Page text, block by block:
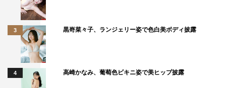
3 黒嵜菜々子、ランジェリー姿で色白美ボディ披露
4 高崎かなみ、葡萄色ビキニ姿で美ヒップ披露